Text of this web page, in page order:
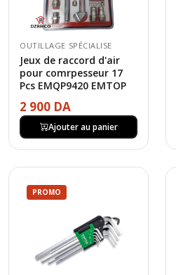
OUTILLAGE SPÉCIALISE
Jeux de raccord d'air
pour comrpesseur 17
Pcs EMQP9420 EMTOP
2 900 DA
Ajouter au panier
PROMO